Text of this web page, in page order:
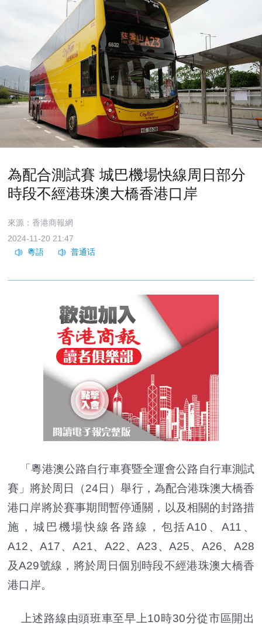
為配合測試賽 城巴機場快線周日部分
時段不經港珠澳大橋香港口岸
來源：香港商報網
2024-11-20 21:47
「粵港澳公路自行車賽暨全運會公路自行車測試
賽」將於周日（24日）舉行，為配合港珠澳大橋香
港口岸將於賽事期間暫停通關，以及相關的封路措
施，城巴機場快線各路線，包括A10、A11、
A12、A17、A21、A22、A23、A25、A26、A28
及A29號線，將於周日個別時段不經港珠澳大橋香
港口岸。
上述路線由頭班車至早上10時30分從市區開出